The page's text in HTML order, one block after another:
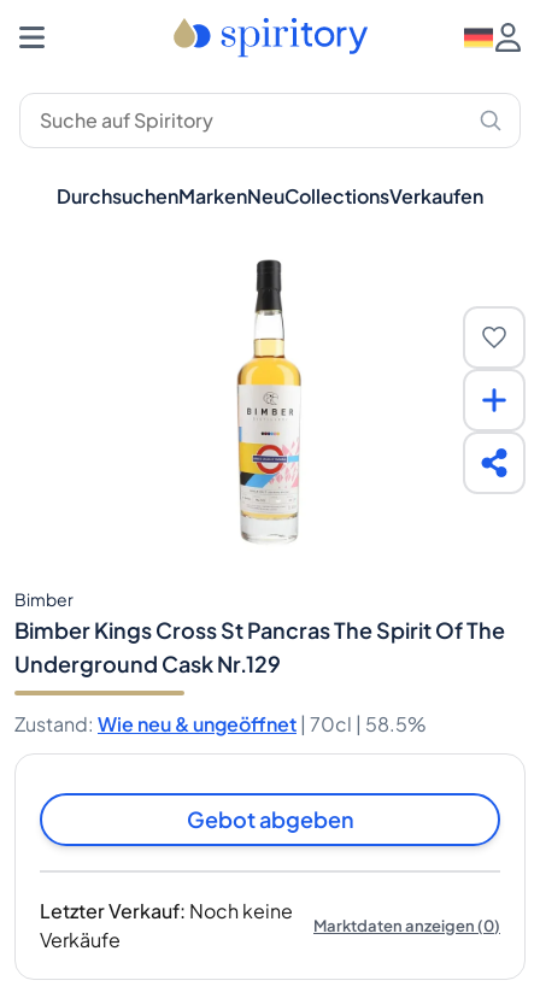
DurchsuchenMarkenNeuCollectionsVerkaufen
Bimber
Bimber Kings Cross St Pancras The Spirit Of The
Underground Cask Nr.129
Zustand: Wie neu & ungeöffnet | 70cl | 58.5%
Gebot abgeben
Letzter Verkauf: Noch keine
Verkäufe
Marktdaten anzeigen(0)